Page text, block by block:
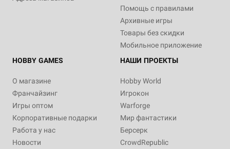
Помощь с правилами
Архивные игры
Товары без скидки
Мобильное приложение
HOBBY GAMES
О магазине
Франчайзинг
Игры оптом
Корпоративные подарки
Работа у нас
Новости
НАШИ ПРОЕКТЫ
Hobby World
Игрокон
Warforge
Мир фантастики
Берсерк
CrowdRepublic